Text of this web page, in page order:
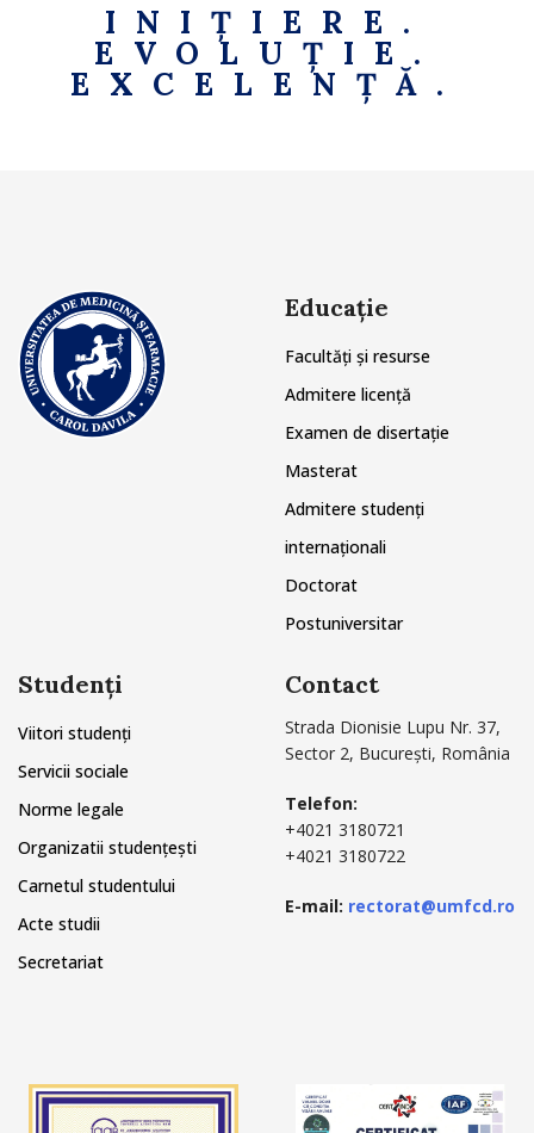
INIȚIERE.
EVOLUȚIE.
EXCELENȚĂ.
Educație
Facultăți și resurse
Admitere licență
Examen de disertație
Masterat
Admitere studenți
internaționali
Doctorat
Postuniversitar
Studenți
Viitori studenți
Servicii sociale
Norme legale
Organizatii studențești
Carnetul studentului
Acte studii
Secretariat
Contact
Strada Dionisie Lupu Nr. 37,
Sector 2, București, România
Telefon:
+4021 3180721
+4021 3180722
E-mail: rectorat@umfcd.ro